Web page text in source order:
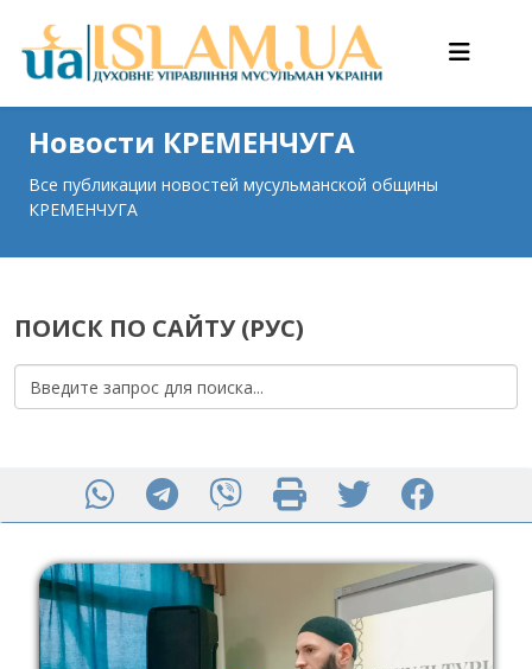
Новости КРЕМЕНЧУГА
Все публикации новостей мусульманской общины
КРЕМЕНЧУГА
ПОИСК ПО САЙТУ (РУС)